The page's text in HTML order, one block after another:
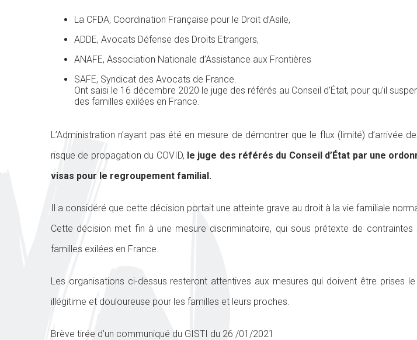
La CFDA, Coordination Française pour le Droit d’Asile,
ADDE, Avocats Défense des Droits Etrangers,
ANAFE, Association Nationale d’Assistance aux Frontières
SAFE, Syndicat des Avocats de France.
Ont saisi le 16 décembre 2020 le juge des référés au Conseil d’État, pour qu’il
des familles exilées en France.
L’Administration n’ayant pas été en mesure de démontrer que le flux (limité)
risque de propagation du COVID, le juge des référés du Conseil d’État par une
visas pour le regroupement familial.
Il a considéré que cette décision portait une atteinte grave au droit à la vie familiale
Cette décision met fin à une mesure discriminatoire, qui sous prétexte de
familles exilées en France.
Les organisations ci-dessus resteront attentives aux mesures qui doivent être prises
illégitime et douloureuse pour les familles et leurs proches.
Brève tirée d’un communiqué du GISTI du 26 /01/2021